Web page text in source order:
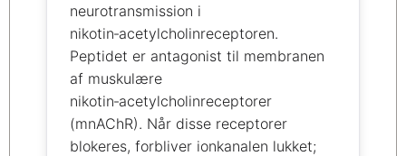
neurotransmission i
nikotin‑acetylcholinreceptoren.
Peptidet er antagonist til membranen
af muskulære
nikotin‑acetylcholinreceptorer
(mnAChR). Når disse receptorer
blokeres, forbliver ionkanalen lukket;